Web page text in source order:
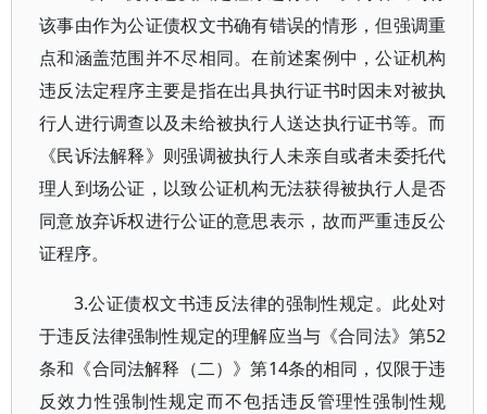
该事由作为公证债权文书确有错误的情形，但强调重
点和涵盖范围并不尽相同。在前述案例中，公证机构
违反法定程序主要是指在出具执行证书时因未对被执
行人进行调查以及未给被执行人送达执行证书等。而
《民诉法解释》则强调被执行人未亲自或者未委托代
理人到场公证，以致公证机构无法获得被执行人是否
同意放弃诉权进行公证的意思表示，故而严重违反公
证程序。
3.公证债权文书违反法律的强制性规定。此处对
于违反法律强制性规定的理解应当与《合同法》第52
条和《合同法解释（二）》第14条的相同，仅限于违
反效力性强制性规定而不包括违反管理性强制性规